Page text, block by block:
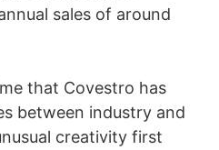
sales of around
that Covestro has
between industry and
creativity first